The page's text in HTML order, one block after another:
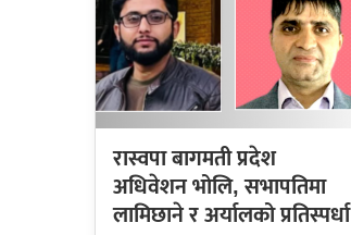
रास्वपा बागमती प्रदेश
अधिवेशन भोलि, सभापतिमा
लामिछाने र अर्यालको प्रतिस्पर्धा